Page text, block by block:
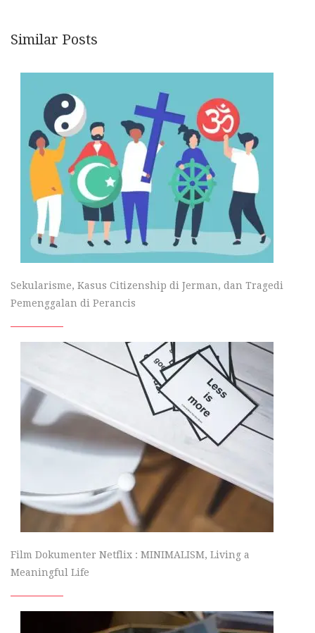
Similar Posts
Sekularisme, Kasus Citizenship di Jerman, dan Tragedi
Pemenggalan di Perancis
Film Dokumenter Netflix : MINIMALISM, Living a
Meaningful Life